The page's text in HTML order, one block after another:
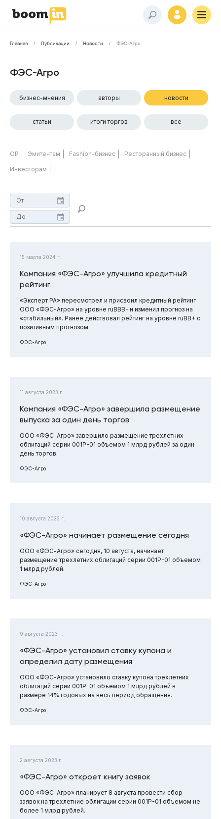
Главная Публикации Новости ФЭС-Агро
ФЭС-Агро
бизнес-мнения авторы новости
статьи итоги торгов все
ОР Эмитентам Fashion-бизнес Ресторанный бизнес
Инвесторам
15 марта 2024 г.
Компания «ФЭС-Агро» улучшила кредитный
рейтинг
«Эксперт РА» пересмотрел и присвоил кредитный рейтинг
ООО «ФЭС-Агро» на уровне ruBBB- и изменил прогноз на
«стабильный». Ранее действовал рейтинг на уровне ruBB+ с
позитивным прогнозом.
ФЭС-Агро
11 августа 2023 г.
Компания «ФЭС-Агро» завершила размещение
выпуска за один день торгов
ООО «ФЭС-Агро» завершило размещение трехлетних
облигаций серии 001Р-01 объемом 1 млрд рублей за один
день торгов.
ФЭС-Агро
10 августа 2023 г.
«ФЭС-Агро» начинает размещение сегодня
ООО «ФЭС-Агро» сегодня, 10 августа, начинает
размещение трехлетних облигаций серии 001Р-01 объемом
1 млрд рублей.
ФЭС-Агро
9 августа 2023 г.
«ФЭС-Агро» установил ставку купона и
определил дату размещения
ООО «ФЭС-Агро» установило ставку купона трехлетних
облигаций серии 001Р-01 объемом 1 млрд рублей в
размере 14% годовых на весь период обращения.
ФЭС-Агро
2 августа 2023 г.
«ФЭС-Агро» откроет книгу заявок
ООО «ФЭС-Агро» планирует 8 августа провести сбор
заявок на трехлетние облигации серии 001Р-01 объемом не
более 1 млрд рублей.